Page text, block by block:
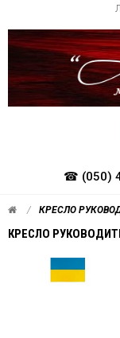
☎ (050)
КРЕСЛО
КРЕСЛО